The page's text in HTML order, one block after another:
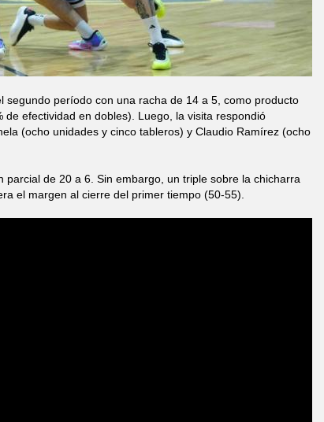
segundo período con una racha de 14 a 5, como producto
efectividad en dobles). Luego, la visita respondió
(ocho unidades y cinco tableros) y Claudio Ramírez (ocho
parcial de 20 a 6. Sin embargo, un triple sobre la chicharra
el margen al cierre del primer tiempo (50-55).